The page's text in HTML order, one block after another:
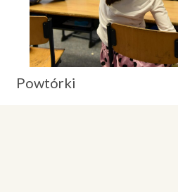
Powtórki